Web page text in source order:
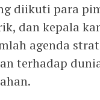
diikuti para
dan kepala
agenda
terhadap